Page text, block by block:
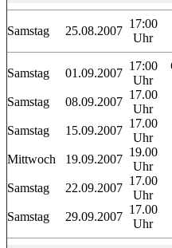
Samstag 25.08.2007
17:00
Uhr
Samstag 01.09.2007
17:00
Uhr
Samstag 08.09.2007
17.00
Uhr
Samstag 15.09.2007
17.00
Uhr
Mittwoch 19.09.2007
19.00
Uhr
Samstag 22.09.2007
17.00
Uhr
Samstag 29.09.2007
17.00
Uhr